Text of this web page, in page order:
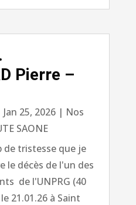
Pierre –
Jan 25, 2026| Nos
SAONE
de tristesse que je
le décès de l'un des
de l'UNPRG (40
21.01.26 à Saint